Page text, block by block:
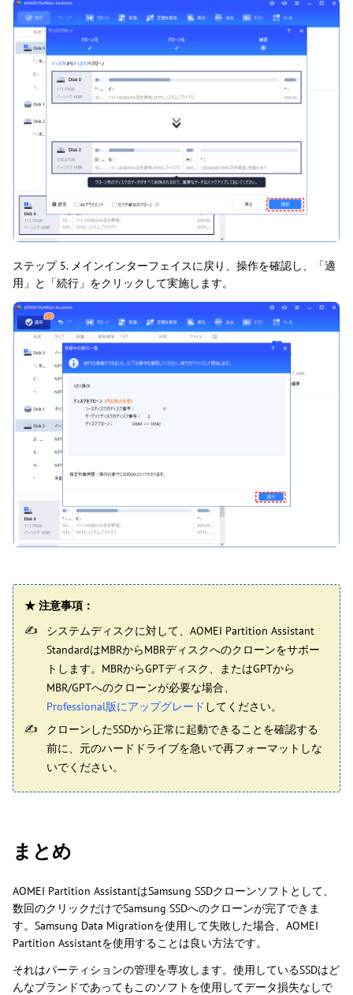
ステップ 5. メインインターフェイスに戻り、操作を確認し、「適
用」と「続行」をクリックして実施します。
★ 注意事項：
システムディスクに対して、AOMEI Partition Assistant
StandardはMBRからMBRディスクへのクローンをサポー
トします。MBRからGPTディスク、またはGPTから
MBR/GPTへのクローンが必要な場合、
Professional版にアップグレード してください。
クローンしたSSDから正常に起動できることを確認する
前に、元のハードドライブを急いで再フォーマットしな
いでください。
まとめ
AOMEI Partition AssistantはSamsung SSDクローンソフトとして、
数回のクリックだけでSamsung SSDへのクローンが完了できま
す。Samsung Data Migrationを使用して失敗した場合、AOMEI
Partition Assistantを使用することは良い方法です。
それはパーティションの管理を専攻します。使用しているSSDはど
んなブランドであってもこのソフトを使用してデータ損失なしで